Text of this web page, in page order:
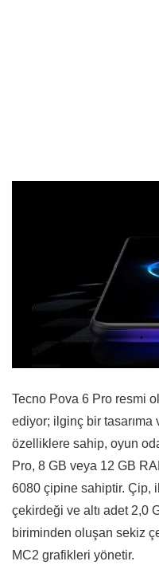
Tecno Pova 6 Pro resmi
ediyor; ilginç bir tasarıma
özelliklere sahip, oyun
Pro, 8 GB veya 12 GB
6080 çipine sahiptir. Çip,
çekirdeği ve altı adet 2,0
biriminden oluşan sekiz
MC2 grafikleri yönetir.